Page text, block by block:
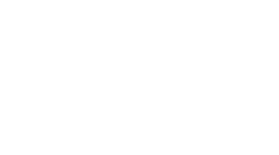
ce le permite să fie utilizate chiar și în spații cu umiditate
timp functional a pereților interioare cu diverse
la atingere. Pe lângă funcție estetică, panouri tapete
eleganță și rafinament fațadelor clădirilor. Aceasta
exteriori.
cum ar fi polistirenul, care este rezistent la condiții
modele, șcafele pot fi simple sau ornamentate,
Acestea nu doar că îmbunătățesc estetică, ci și
și dimensiuni, de la cele simple la cele ornate, se